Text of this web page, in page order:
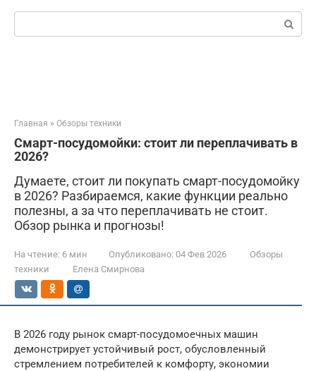
Поиск:
Главная » Обзоры техники
Смарт-посудомойки: стоит ли переплачивать в
2026?
Думаете, стоит ли покупать смарт-посудомойку
в 2026? Разбираемся, какие функции реально
полезны, а за что переплачивать не стоит.
Обзор рынка и прогнозы!
На чтение: 6 мин Опубликовано: 04 Фев 2026
Обзоры
техники
Елена Смирнова
В 2026 году рынок смарт-посудомоечных машин
демонстрирует устойчивый рост, обусловленный
стремлением потребителей к комфорту, экономии